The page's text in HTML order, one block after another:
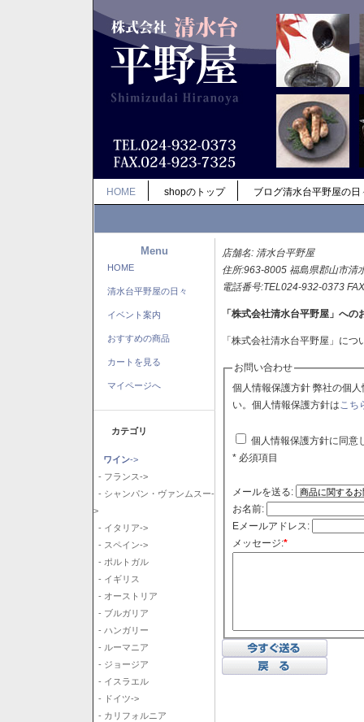
HOME shopのトップ ブログ清水台平野屋の日
Menu
HOME
清水台平野屋の日々
イベント案内
おすすめの商品
カートを見る
マイページへ
カテゴリ
ワイン->
- フランス->
- シャンパン・ヴァンムスー-
>
- イタリア->
- スペイン->
- ポルトガル
- イギリス
- オーストリア
- ブルガリア
- ハンガリー
- ルーマニア
- ジョージア
- イスラエル
- ドイツ->
- カリフォルニア
店舗名: 清水台平野屋
住所:963-8005 福島県郡山市清
電話番号:TEL024-932-0373
「株式会社清水台平野屋」への
「株式会社清水台平野屋」に
お問い合わせ
個人情報保護方針 弊社の個人情報保護方針に同意される場合はチェックボックスをクリックしてくださ
い。個人情報保護方針はこち
個人情報保護方針に同意
* 必須項目
メールを送る:
お名前:
Eメールアドレス:
メッセージ:*